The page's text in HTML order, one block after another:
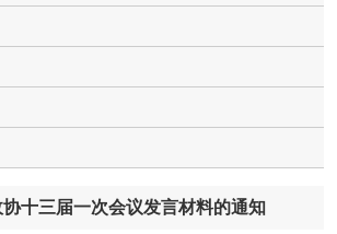
十三届一次会议发言材料的通知